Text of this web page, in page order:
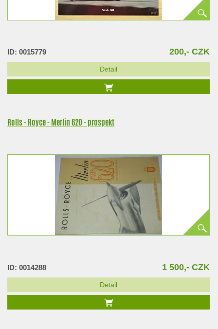
ID: 0015779 200,- CZK
Detail
Rolls - Royce - Merlin 620 - prospekt
ID: 0014288 1 500,- CZK
Detail